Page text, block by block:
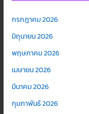
กรกฎาคม 2026
มิถุนายน 2026
พฤษภาคม 2026
เมษายน 2026
มีนาคม 2026
กุมภาพันธ์ 2026